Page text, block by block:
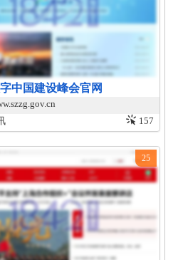
中国建设峰会官网
157
25